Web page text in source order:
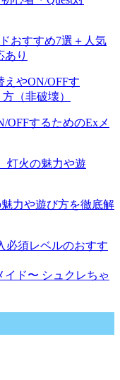
おすすめ7選＋人気
あり
OFFするためのExメ
力や遊び方を徹底解
必須レベルのおすす
イド〜 シュクレちゃ